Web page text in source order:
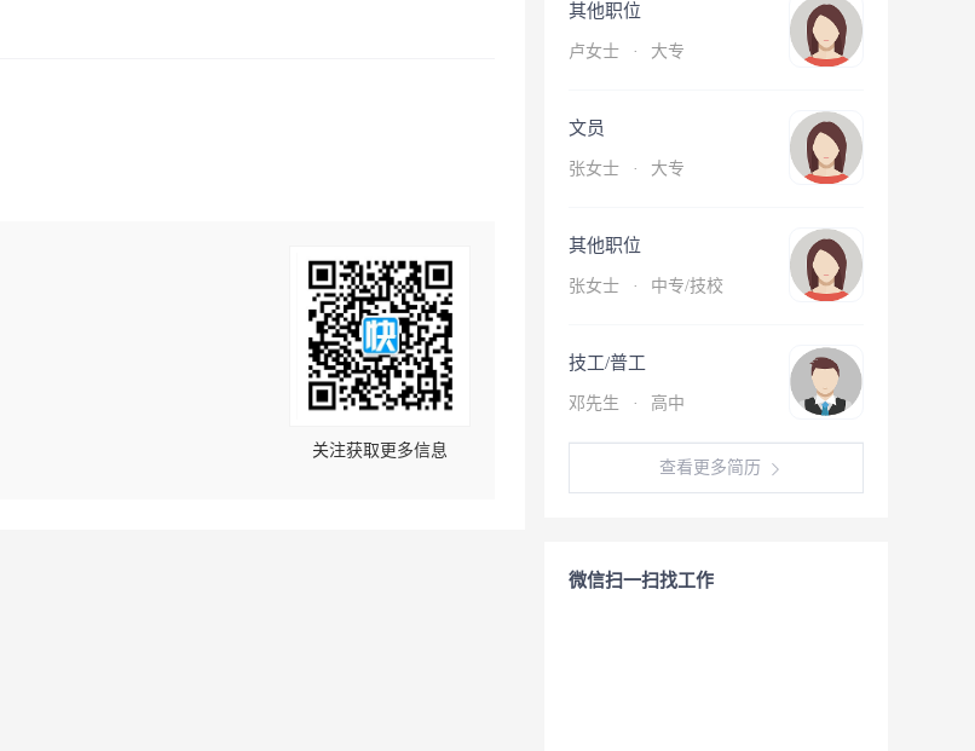
关注获取更多信息
其他职位
卢女士 · 大专
文员
张女士 · 大专
其他职位
张女士 · 中专/技校
技工/普工
邓先生 · 高中
查看更多简历
微信扫一扫找工作